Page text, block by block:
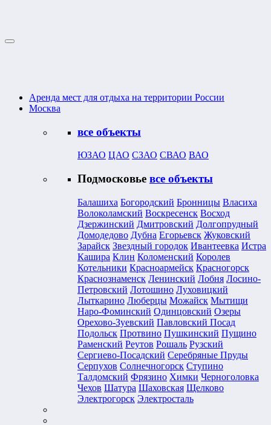
Аренда мест для отдыха на территории России
Москва
все объекты
ЮЗАО ЦАО СЗАО СВАО ВАО
Подмосковье все объекты
Балашиха Богородский Бронницы Власиха
Волоколамский Воскресенск Восход
Дзержинский Дмитровский Долгопрудный
Домодедово Дубна Егорьевск Жуковский
Зарайск Звездный городок Ивантеевка Истра
Кашира Клин Коломенский Королев
Котельники Красноармейск Красногорск
Краснознаменск Ленинский Лобня Лосино-
Петровский Лотошино Луховицкий
Лыткарино Люберцы Можайск Мытищи
Наро-Фоминский Одинцовский Озеры
Орехово-Зуевский Павловский Посад
Подольск Протвино Пушкинский Пущино
Раменский Реутов Рошаль Рузский
Сергиево-Посадский Серебряные Пруды
Серпухов Солнечногорск Ступино
Талдомский Фрязино Химки Черноголовка
Чехов Шатура Шаховская Щелково
Электрогорск Электросталь